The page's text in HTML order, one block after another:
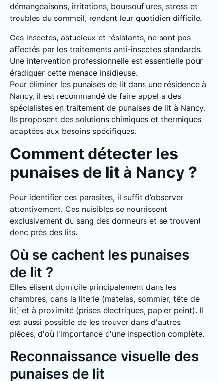
démangeaisons, irritations, boursouflures, stress et
troubles du sommeil, rendant leur quotidien difficile.
Ces insectes, astucieux et résistants, ne sont pas
affectés par les traitements anti-insectes standards.
Une intervention professionnelle est essentielle pour
éradiquer cette menace insidieuse.
Pour éliminer les punaises de lit dans une résidence à
Nancy, il est recommandé de faire appel à des
spécialistes en traitement de punaises de lit à Nancy.
Ils proposent des solutions chimiques et thermiques
adaptées aux besoins spécifiques.
Comment détecter les
punaises de lit à Nancy ?
Pour identifier ces parasites, il suffit d’observer
attentivement. Ces nuisibles se nourrissent
exclusivement du sang des dormeurs et se trouvent
donc près des lits.
Où se cachent les punaises
de lit ?
Elles élisent domicile principalement dans les
chambres, dans la literie (matelas, sommier, tête de
lit) et à proximité (prises électriques, papier peint). Il
est aussi possible de les trouver dans d'autres
pièces, d'où l'importance d'une inspection complète.
Reconnaissance visuelle des
punaises de lit